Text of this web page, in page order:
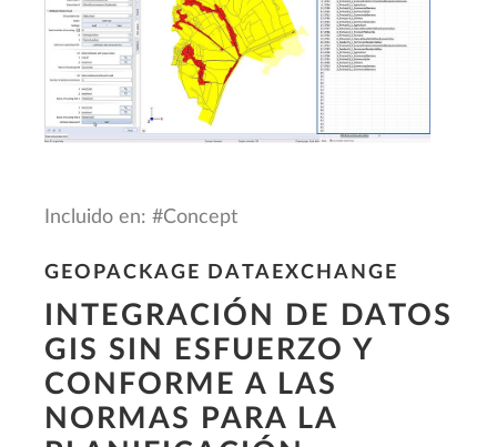
Incluido en: #Concept
GEOPACKAGE DATAEXCHANGE
INTEGRACIÓN DE DATOS
GIS SIN ESFUERZO Y
CONFORME A LAS
NORMAS PARA LA